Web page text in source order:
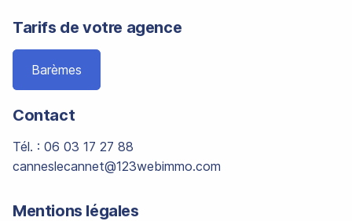
Tarifs de votre agence
Barèmes
Contact
Tél. : 06 03 17 27 88
canneslecannet@123webimmo.com
Mentions légales